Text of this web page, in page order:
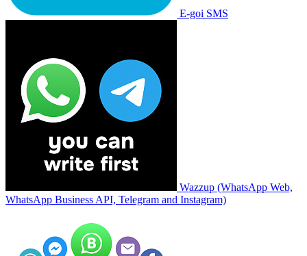
E-goi SMS
Wazzup (WhatsApp Web,
WhatsApp Business API, Telegram and Instagram)